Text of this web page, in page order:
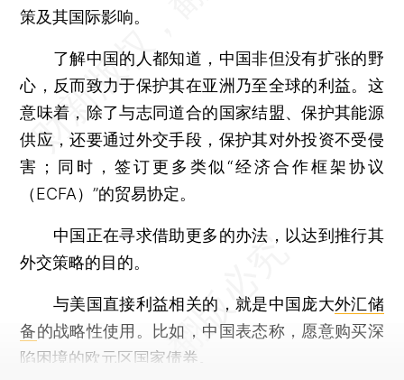
策及其国际影响。
了解中国的人都知道，中国非但没有扩张的野
心，反而致力于保护其在亚洲乃至全球的利益。这
意味着，除了与志同道合的国家结盟、保护其能源
供应，还要通过外交手段，保护其对外投资不受侵
害；同时，签订更多类似“经济合作框架协议
（ECFA）”的贸易协定。
中国正在寻求借助更多的办法，以达到推行其
外交策略的目的。
与美国直接利益相关的，就是中国庞大外汇储
备的战略性使用。比如，中国表态称，愿意购买深
陷困境的欧元区国家债券。